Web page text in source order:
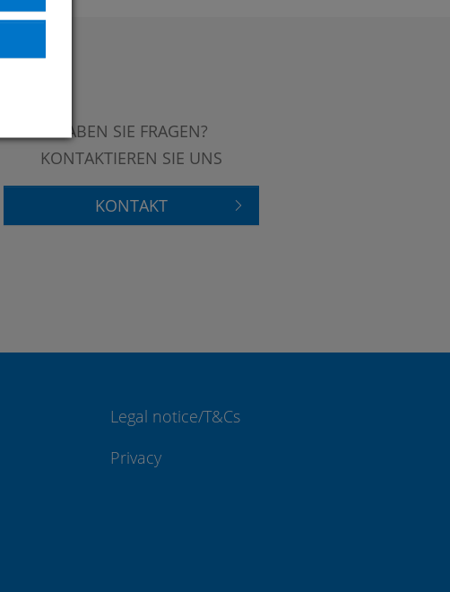
HABEN SIE FRAGEN?
KONTAKTIEREN SIE UNS
KONTAKT
Legal notice/T&Cs
Privacy